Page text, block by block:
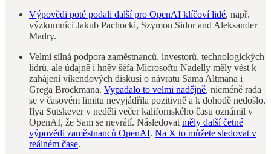
Výpovědi poté podali další pro OpenAI klíčoví lidé, např.
výzkumníci Jakub Pachocki, Szymon Sidor and Aleksander
Madry.
Velmi silná podpora zaměstnanců, investorů, technologických
lídrů, ale údajně i hněv šéfa Microsoftu Nadelly měly vést k
zahájení víkendových diskusí o návratu Sama Altmana i
Grega Brockmana. Vypadalo to velmi nadějně, nicméně rada
se v časovém limitu nevyjádřila pozitivně a k dohodě nedošlo.
Ilya Sutskever v neděli večer kalifornského času oznámil v
OpenAI, že Sam se nevrátí. Následovat měly další četné
výpovědi zaměstnanců OpenAI. Na X to můžete sledovat v
reálném čase.